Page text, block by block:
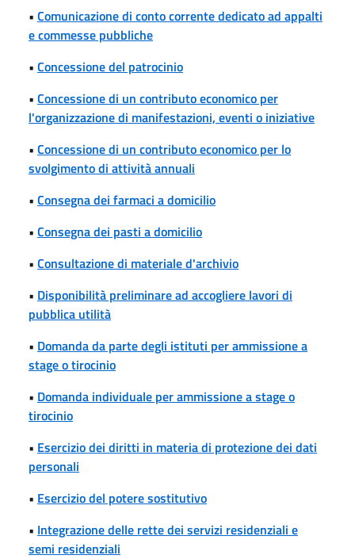
• Comunicazione di conto corrente dedicato ad appalti
e commesse pubbliche
• Concessione del patrocinio
• Concessione di un contributo economico per
l'organizzazione di manifestazioni, eventi o iniziative
• Concessione di un contributo economico per lo
svolgimento di attività annuali
• Consegna dei farmaci a domicilio
• Consegna dei pasti a domicilio
• Consultazione di materiale d'archivio
• Disponibilità preliminare ad accogliere lavori di
pubblica utilità
• Domanda da parte degli istituti per ammissione a
stage o tirocinio
• Domanda individuale per ammissione a stage o
tirocinio
• Esercizio dei diritti in materia di protezione dei dati
personali
• Esercizio del potere sostitutivo
• Integrazione delle rette dei servizi residenziali e
semi residenziali